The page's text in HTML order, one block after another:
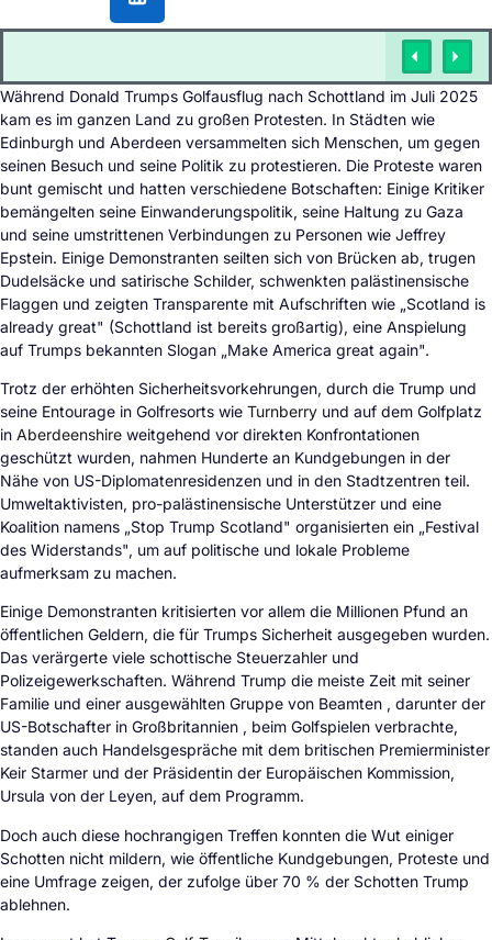
Während Donald Trumps Golfausflug nach Schottland im Juli 2025
kam es im ganzen Land zu großen Protesten. In Städten wie
Edinburgh und Aberdeen versammelten sich Menschen, um gegen
seinen Besuch und seine Politik zu protestieren. Die Proteste waren
bunt gemischt und hatten verschiedene Botschaften: Einige Kritiker
bemängelten seine Einwanderungspolitik, seine Haltung zu Gaza
und seine umstrittenen Verbindungen zu Personen wie Jeffrey
Epstein. Einige Demonstranten seilten sich von Brücken ab, trugen
Dudelsäcke und satirische Schilder, schwenkten palästinensische
Flaggen und zeigten Transparente mit Aufschriften wie „Scotland is
already great" (Schottland ist bereits großartig), eine Anspielung
auf Trumps bekannten Slogan „Make America great again".
Trotz der erhöhten Sicherheitsvorkehrungen, durch die Trump und
seine Entourage in Golfresorts wie Turnberry und auf dem Golfplatz
in Aberdeenshire weitgehend vor direkten Konfrontationen
geschützt wurden, nahmen Hunderte an Kundgebungen in der
Nähe von US-Diplomatenresidenzen und in den Stadtzentren teil.
Umweltaktivisten, pro-palästinensische Unterstützer und eine
Koalition namens „Stop Trump Scotland" organisierten ein „Festival
des Widerstands", um auf politische und lokale Probleme
aufmerksam zu machen.
Einige Demonstranten kritisierten vor allem die Millionen Pfund an
öffentlichen Geldern, die für Trumps Sicherheit ausgegeben wurden.
Das verärgerte viele schottische Steuerzahler und
Polizeigewerkschaften. Während Trump die meiste Zeit mit seiner
Familie und einer ausgewählten Gruppe von Beamten , darunter der
US-Botschafter in Großbritannien , beim Golfspielen verbrachte,
standen auch Handelsgespräche mit dem britischen Premierminister
Keir Starmer und der Präsidentin der Europäischen Kommission,
Ursula von der Leyen, auf dem Programm.
Doch auch diese hochrangigen Treffen konnten die Wut einiger
Schotten nicht mildern, wie öffentliche Kundgebungen, Proteste und
eine Umfrage zeigen, der zufolge über 70 % der Schotten Trump
ablehnen.